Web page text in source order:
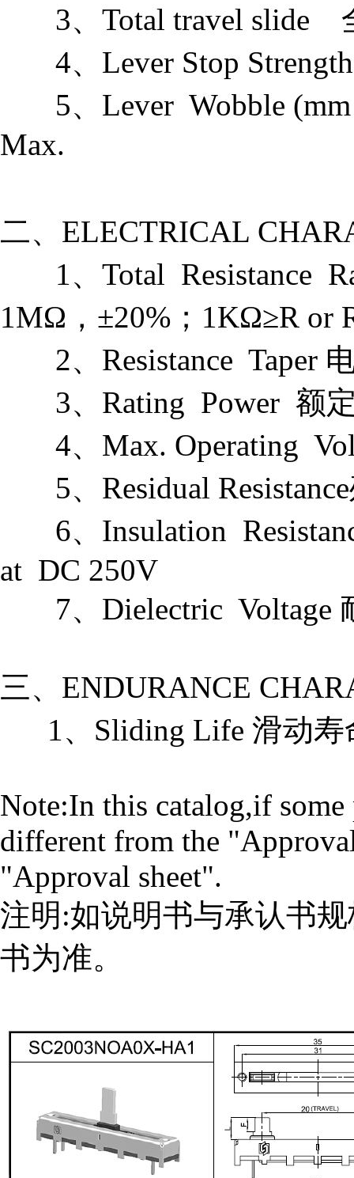
3、Total travel slide
4、Lever Stop
5、Lever Wobble (mm
Max.
二、ELECTRICAL
1、Total Resistance
1MΩ，±20%；1KΩ≥R or
2、Resistance Taper
3、Rating Power 额定
4、Max. Operating
5、Residual
6、Insulation
at DC 250V
7、Dielectric Voltage
三、ENDURANCE
1、Sliding Life 滑动寿
Note:In this catalog,if some
different from the
"Approval sheet".
注明:如说明书与承认书
书为准。